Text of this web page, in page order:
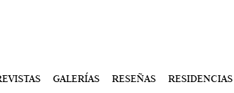
GALERÍAS RESEÑAS RESIDENCIAS